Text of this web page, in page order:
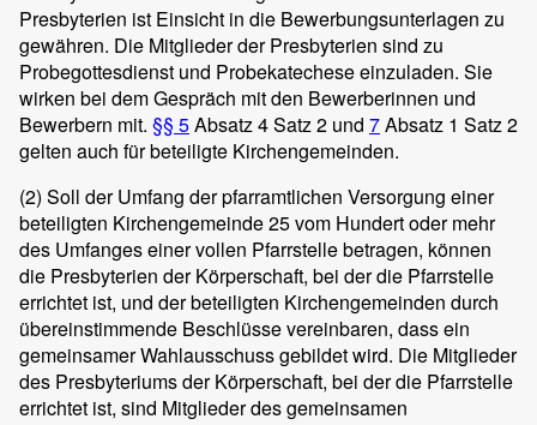
Presbyterien ist Einsicht in die Bewerbungsunterlagen zu
gewähren. Die Mitglieder der Presbyterien sind zu
Probegottesdienst und Probekatechese einzuladen. Sie
wirken bei dem Gespräch mit den Bewerberinnen und
Bewerbern mit. §§ 5Absatz 4 Satz 2 und 7Absatz 1 Satz 2
gelten auch für beteiligte Kirchengemeinden.
(2) Soll der Umfang der pfarramtlichen Versorgung einer
beteiligten Kirchengemeinde 25 vom Hundert oder mehr
des Umfanges einer vollen Pfarrstelle betragen, können
die Presbyterien der Körperschaft, bei der die Pfarrstelle
errichtet ist, und der beteiligten Kirchengemeinden durch
übereinstimmende Beschlüsse vereinbaren, dass ein
gemeinsamer Wahlausschuss gebildet wird. Die Mitglieder
des Presbyteriums der Körperschaft, bei der die Pfarrstelle
errichtet ist, sind Mitglieder des gemeinsamen